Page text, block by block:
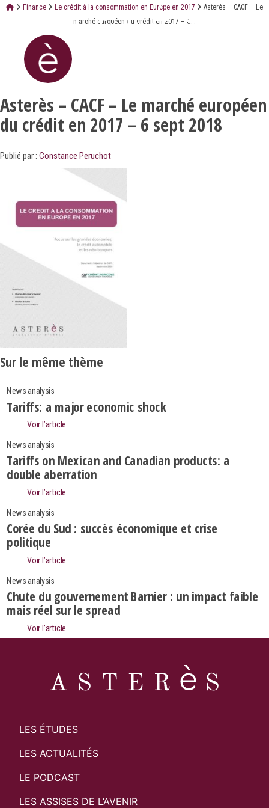
Finance Le crédit à la consommation en Europe en 2017
Asterès – CACF – Le
marché européen du crédit en 2017 – 6...
Asterès – CACF – Le marché européen
du crédit en 2017 – 6 sept 2018
Publié par : Constance Peruchot
Sur le même thème
News analysis
Tariffs: a major economic shock
Voir l’article
News analysis
Tariffs on Mexican and Canadian products: a
double aberration
Voir l’article
News analysis
Corée du Sud : succès économique et crise
politique
Voir l’article
News analysis
Chute du gouvernement Barnier : un impact faible
mais réel sur le spread
Voir l’article
LES ÉTUDES
LES ACTUALITÉS
LE PODCAST
LES ASSISES DE L’AVENIR
Search